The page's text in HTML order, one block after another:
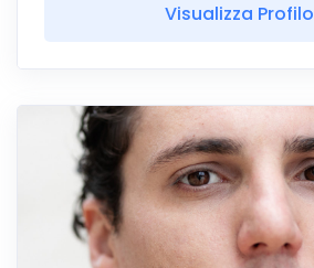
Visualizza Profilo